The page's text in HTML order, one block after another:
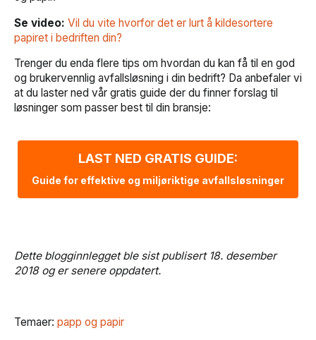
Se video: Vil du vite hvorfor det er lurt å kildesortere
papiret i bedriften din?
Trenger du enda flere tips om hvordan du kan få til en god
og brukervennlig avfallsløsning i din bedrift? Da anbefaler vi
at du laster ned vår gratis guide der du finner forslag til
løsninger som passer best til din bransje:
LAST NED GRATIS GUIDE:
Guide for effektive og miljøriktige avfallsløsninger
Dette blogginnlegget ble sist publisert 18. desember
2018 og er senere oppdatert.
Temaer: papp og papir